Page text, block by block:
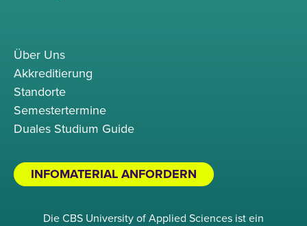
Über Uns
Akkreditierung
Standorte
Semestertermine
Duales Studium Guide
INFOMATERIAL ANFORDERN
Die CBS University of Applied Sciences ist ein